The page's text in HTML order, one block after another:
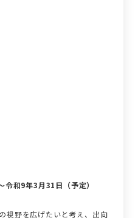
和9年3月31日（予定）
視野を広げたいと考え、出向